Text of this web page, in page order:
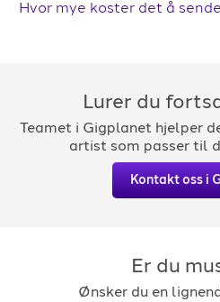
Hvor mye koster det å
Lurer du
Teamet i Gigplanet hjelper
artist som passer til
Kontakt oss i
Er du
Ønsker du en